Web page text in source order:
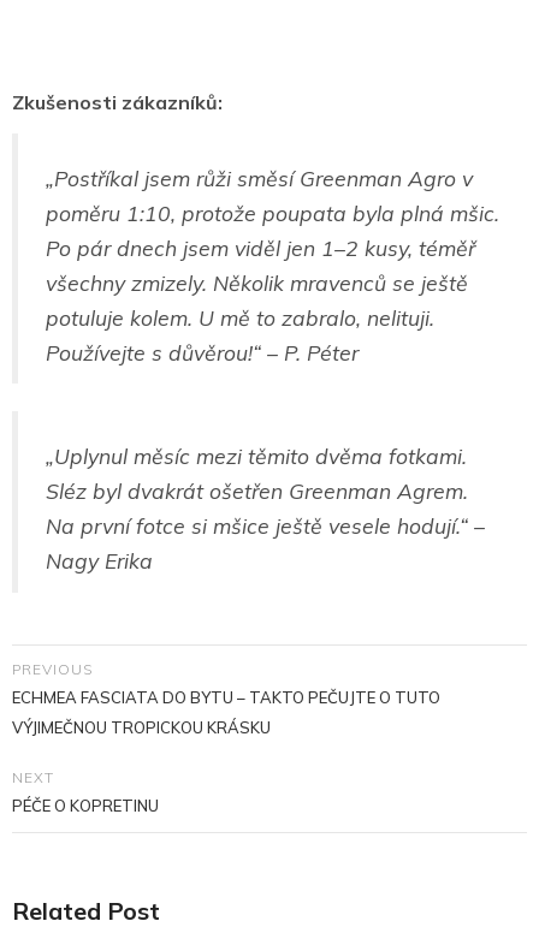
Zkušenosti zákazníků:
„Postříkal jsem růži směsí Greenman Agro v
poměru 1:10, protože poupata byla plná mšic.
Po pár dnech jsem viděl jen 1–2 kusy, téměř
všechny zmizely. Několik mravenců se ještě
potuluje kolem. U mě to zabralo, nelituji.
Používejte s důvěrou!“ – P. Péter
„Uplynul měsíc mezi těmito dvěma fotkami.
Sléz byl dvakrát ošetřen Greenman Agrem.
Na první fotce si mšice ještě vesele hodují.“ –
Nagy Erika
PREVIOUS
ECHMEA FASCIATA DO BYTU – TAKTO PEČUJTE O TUTO
VÝJIMEČNOU TROPICKOU KRÁSKU
NEXT
PÉČE O KOPRETINU
Related Post